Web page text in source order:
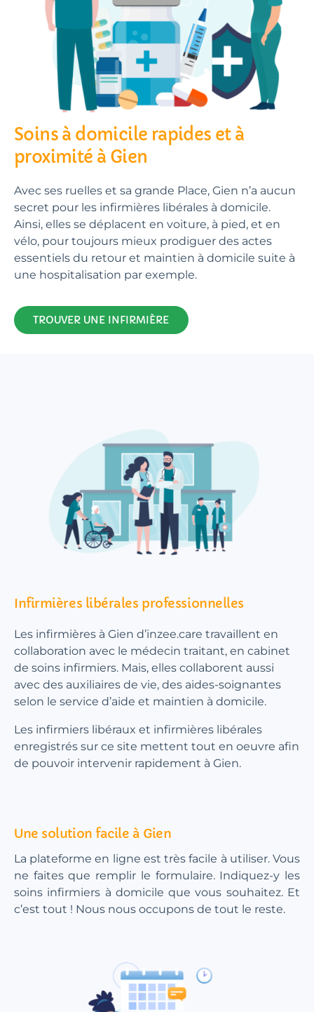
Soins à domicile rapides et à
proximité à Gien
Avec ses ruelles et sa grande Place, Gien n’a aucun
secret pour les infirmières libérales à domicile.
Ainsi, elles se déplacent en voiture, à pied, et en
vélo, pour toujours mieux prodiguer des actes
essentiels du retour et maintien à domicile suite à
une hospitalisation par exemple.
TROUVER UNE INFIRMIÈRE
Infirmières libérales professionnelles
Les infirmières à Gien d’inzee.care travaillent en
collaboration avec le médecin traitant, en cabinet
de soins infirmiers. Mais, elles collaborent aussi
avec des auxiliaires de vie, des aides-soignantes
selon le service d’aide et maintien à domicile.
Les infirmiers libéraux et infirmières libérales
enregistrés sur ce site mettent tout en oeuvre afin
de pouvoir intervenir rapidement à Gien.
Une solution facile à Gien
La plateforme en ligne est très facile à utiliser. Vous
ne faites que remplir le formulaire. Indiquez-y les
soins infirmiers à domicile que vous souhaitez. Et
c’est tout ! Nous nous occupons de tout le reste.